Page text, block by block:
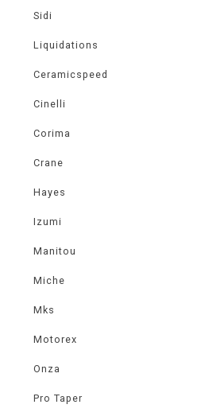
Sidi
Liquidations
Ceramicspeed
Cinelli
Corima
Crane
Hayes
Izumi
Manitou
Miche
Mks
Motorex
Onza
Pro Taper